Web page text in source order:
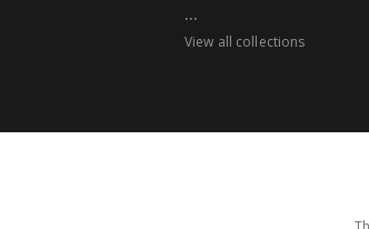
...
View all collections